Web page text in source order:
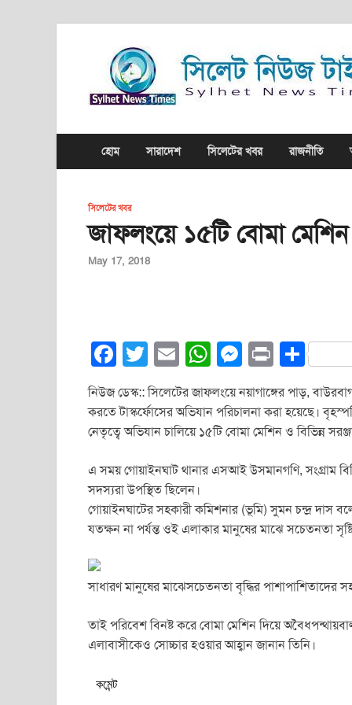
হোম সারাদেশ সিলেটের খবর রাজনীতি
সিলেটের খবর
জাফলংয়ে ১৫টি বোমা
May 17, 2018
F
a
c
e
o
o
k
T
wi
tt
er
E
m
ail
W
at
s
p
p
M
e
ss
e
n
g
er
Pr
t
S
ar
e
নিউজ ডেস্ক:: সিলেটের জাফলংয়ে নয়াগাঙ্গের পাড়,
করতে টাস্কর্ফোসের অভিযান পরিচালনা করা হয়েছে।
নেতৃত্বে অভিযান চালিয়ে ১৫টি বোমা মেশিন ও বিভিন্ন
এ সময় গোয়াইনঘাট থানার এসআই উসমানগণি, সংগ্রাম
সদস্যরা উপস্থিত ছিলেন।
গোয়াইনঘাটের সহকারী কমিশনার (ভূমি) সুমন চন্দ্র দাস
যতক্ষন না পর্যন্ত ওই এলাকার মানুষের মাঝে সচেতনতা
সাধারণ মানুষের মাঝেসচেতনতা বৃদ্ধির পাশাপাশিতাদের
তাই পরিবেশ বিনষ্ট করে বোমা মেশিন দিয়ে
এলাবাসীকেও সোচ্চার হওয়ার আহ্বান জানান তিনি।
কমেন্ট